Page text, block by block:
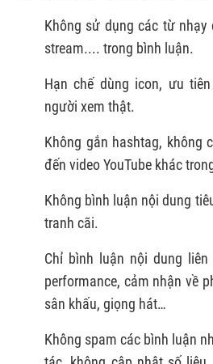
Không sử dụng các từ nhạy
stream.... trong bình luận.
Hạn chế dùng icon, ưu
người xem thật.
Không gắn hashtag, không
đến video YouTube khác
Không bình luận nội dung
tranh cãi.
Chỉ bình luận nội dung
performance, cảm nhận về
sân khấu, giọng hát…
Không spam các bình luận